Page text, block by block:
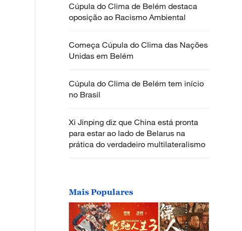
Cúpula do Clima de Belém destaca
oposição ao Racismo Ambiental
Começa Cúpula do Clima das Nações
Unidas em Belém
Cúpula do Clima de Belém tem início
no Brasil
Xi Jinping diz que China está pronta
para estar ao lado de Belarus na
prática do verdadeiro multilateralismo
Mais Populares